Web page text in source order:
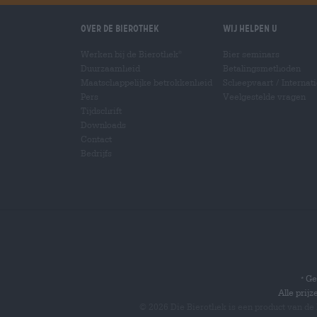
Over de Bierothek Wij helpen u
*
Alle